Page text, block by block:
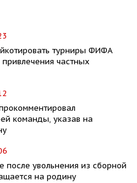
турниры ФИФА
частных
команды, указав на
после увольнения из сборной
на родину